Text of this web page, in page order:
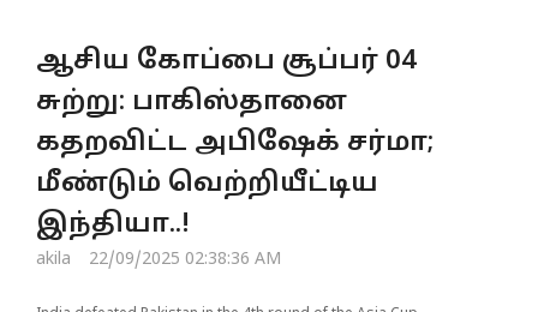
e
a
v
a
t
ஆசிய கோப்பை சூப்பர் 04
சுற்று: பாகிஸ்தானை
கதறவிட்ட அபிஷேக் சர்மா;
மீண்டும் வெற்றியீட்டிய
இந்தியா..!
akila 22/09/2025 02:38:36 AM